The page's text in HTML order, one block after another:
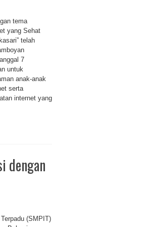
tema
yang Sehat
telah
7
untuk
anak-anak
serta
internet yang
dengan
(SMPIT)